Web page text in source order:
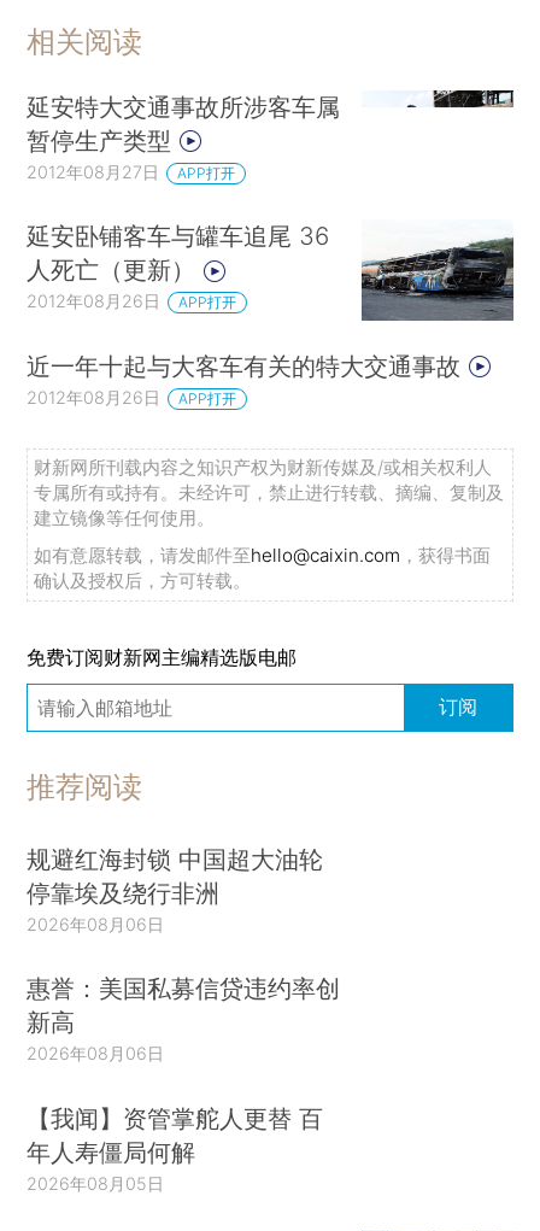
相关阅读
延安特大交通事故所涉客车属
暂停生产类型
2012年08月27日 APP打开
延安卧铺客车与罐车追尾 36
人死亡（更新）
2012年08月26日 APP打开
近一年十起与大客车有关的特大交通事故
2012年08月26日 APP打开
财新网所刊载内容之知识产权为财新传媒及/或相关权利人
专属所有或持有。未经许可，禁止进行转载、摘编、复制及
建立镜像等任何使用。
如有意愿转载，请发邮件至hello@caixin.com ，获得书面
确认及授权后，方可转载。
免费订阅财新网主编精选版电邮
订阅
推荐阅读
规避红海封锁 中国超大油轮
停靠埃及绕行非洲
2026年08月06日
惠誉：美国私募信贷违约率创
新高
2026年08月06日
【我闻】资管掌舵人更替 百
年人寿僵局何解
2026年08月05日